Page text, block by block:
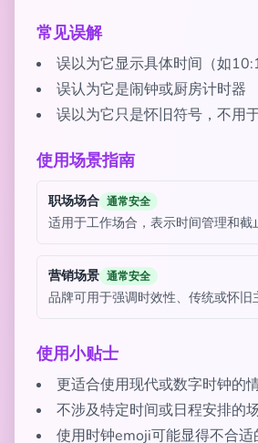
常见误解
误以为它显示具体时间（如
误认为它是闹钟或厨房计时器
误以为它只是怀旧符号，不用
使用场景指南
职场场合 通常安全
适用于工作场合，表示时间管理和截
营销场景 通常安全
品牌可用于强调时效性、传统或怀旧
使用小贴士
更适合使用现代或数字时钟的
不涉及特定时间或日程安排的
使用时钟emoji可能显得不合